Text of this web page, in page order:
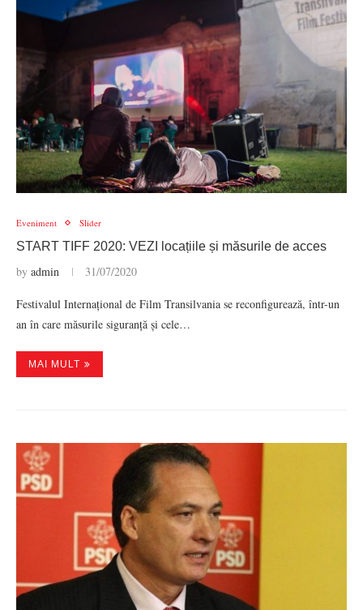
Eveniment Slider
START TIFF 2020: VEZI locațiile și măsurile de acces
by admin 31/07/2020
Festivalul Internațional de Film Transilvania se reconfigurează, într-un
an în care măsurile siguranță și cele…
MAI MULT